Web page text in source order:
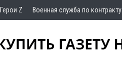
Герои Z Военная служба по контракту